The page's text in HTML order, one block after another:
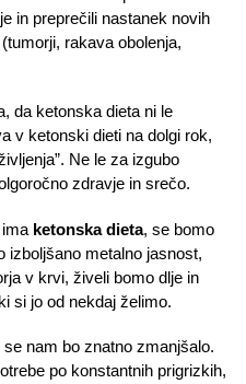
in preprečili nastanek novih
rakava obolenja,
da ketonska dieta ni le
v ketonski dieti na dolgi rok,
Ne le za izgubo
zdravje in srečo.
ketonska dieta, se bomo
izboljšano metalno jasnost,
v krvi, živeli bomo dlje in
si jo od nekdaj želimo.
nam bo znatno zmanjšalo.
po konstantnih prigrizkih,